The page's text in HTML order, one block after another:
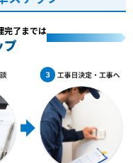
完了までは
プ